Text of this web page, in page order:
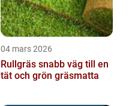
04 mars 2026
Rullgräs snabb väg till en
tät och grön gräsmatta